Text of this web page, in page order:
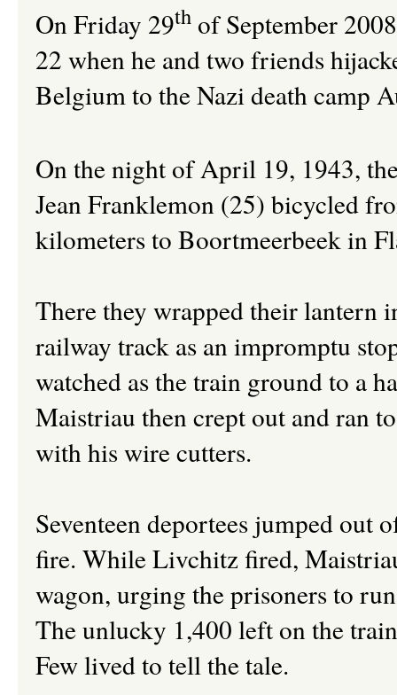
On Friday 29th of September
22 when he and two friends
Belgium to the Nazi death camp
On the night of April 19, 1943,
Jean Franklemon (25) bicycled
kilometers to Boortmeerbeek in
There they wrapped their lantern
railway track as an impromptu
watched as the train ground to a
Maistriau then crept out and ran
with his wire cutters.
Seventeen deportees jumped out
fire. While Livchitz fired,
wagon, urging the prisoners to
The unlucky 1,400 left on the
Few lived to tell the tale.